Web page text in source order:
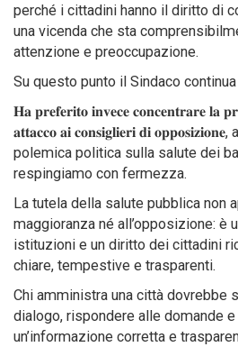
perché i cittadini hanno il diritto di
una vicenda che sta
attenzione e preoccupazione.
Su questo punto il Sindaco
𝐇𝐚 𝐩𝐫𝐞𝐟𝐞𝐫𝐢𝐭𝐨 𝐢𝐧𝐯𝐞𝐜𝐞 𝐜𝐨𝐧𝐜𝐞𝐧𝐭𝐫𝐚𝐫𝐞 𝐥𝐚
𝐚𝐭𝐭𝐚𝐜𝐜𝐨 𝐚𝐢 𝐜𝐨𝐧𝐬𝐢𝐠𝐥𝐢𝐞𝐫𝐢 𝐝𝐢
polemica politica sulla salute dei
respingiamo con fermezza.
La tutela della salute pubblica non
maggioranza né all’opposizione: è
istituzioni e un diritto dei cittadini
chiare, tempestive e trasparenti.
Chi amministra una città dovrebbe
dialogo, rispondere alle domande
un’informazione corretta e